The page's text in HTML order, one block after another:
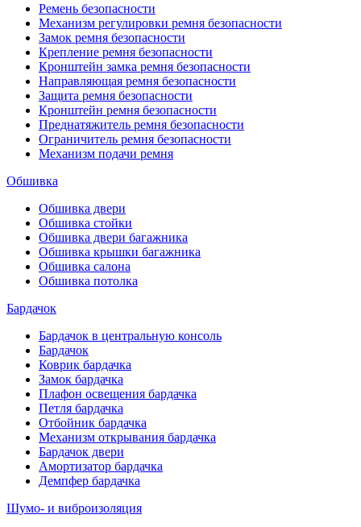
Ремень безопасности
Механизм регулировки ремня безопасности
Замок ремня безопасности
Крепление ремня безопасности
Кронштейн замка ремня безопасности
Направляющая ремня безопасности
Защита ремня безопасности
Кронштейн ремня безопасности
Преднатяжитель ремня безопасности
Ограничитель ремня безопасности
Механизм подачи ремня
Обшивка
Обшивка двери
Обшивка стойки
Обшивка двери багажника
Обшивка крышки багажника
Обшивка салона
Обшивка потолка
Бардачок
Бардачок в центральную консоль
Бардачок
Коврик бардачка
Замок бардачка
Плафон освещения бардачка
Петля бардачка
Отбойник бардачка
Механизм открывания бардачка
Бардачок двери
Амортизатор бардачка
Демпфер бардачка
Шумо- и виброизоляция